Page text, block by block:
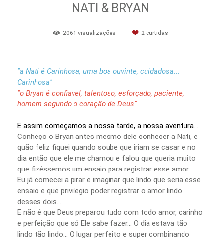
NATI & BRYAN
2061 visualizações 2 curtidas
"a Nati é Carinhosa, uma boa ouvinte, cuidadosa...
Carinhosa"
"o Bryan é confiavel, talentoso, esforçado, paciente,
homem segundo o coração de Deus"
E assim começamos a nossa tarde, a nossa aventura...
Conheço o Bryan antes mesmo dele conhecer a Nati, e
quão feliz fiquei quando soube que iriam se casar e no
dia então que ele me chamou e falou que queria muito
que fizéssemos um ensaio para registrar esse amor...
Eu já comecei a pirar e imaginar que lindo que seria esse
ensaio e que privilegio poder registrar o amor lindo
desses dois...
E não é que Deus preparou tudo com todo amor, carinho
e perfeição que só Ele sabe fazer... O dia estava tão
lindo tão lindo... O lugar perfeito e super combinando